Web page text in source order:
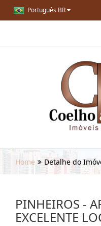
Português BR
Home Detalhe do
PINHEIROS -
EXCELENTE